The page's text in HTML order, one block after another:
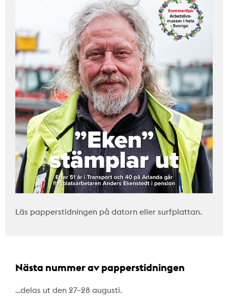
Läs papperstidningen på datorn eller surfplattan.
Nästa nummer av papperstidningen
…delas ut den 27–28 augusti.